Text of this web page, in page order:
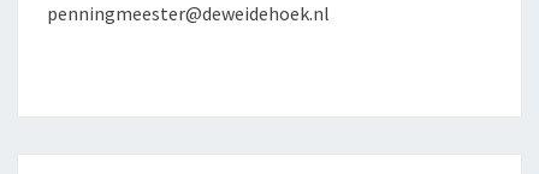
penningmeester@deweidehoek.nl